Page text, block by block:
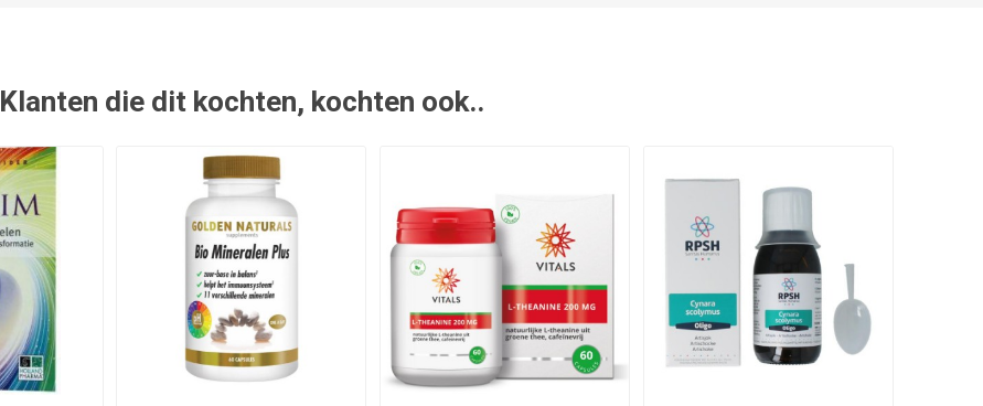
Klanten die dit kochten, kochten ook..